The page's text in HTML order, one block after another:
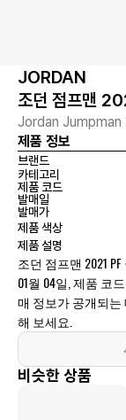
JORDAN
조던 점프맨
Jordan
제품 정보
브랜드
카테고리
제품 코드
발매일
발매가
제품 색상
제품 설명
조던 점프맨 2021
01월 04일, 제품 코
매 정보가 공개되는
해 보세요.
비슷한 상품